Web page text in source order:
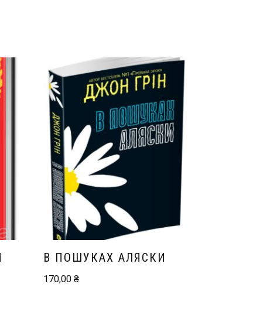
В ПОШУКАХ АЛЯСКИ
170,00₴